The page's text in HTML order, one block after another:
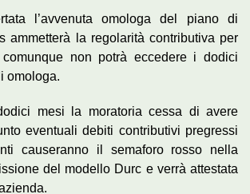
l’avvenuta omologa del piano di
ammetterà la regolarità contributiva per
non potrà eccedere i dodici
omologa.
mesi la moratoria cessa di avere
eventuali debiti contributivi pregressi
causeranno il semaforo rosso nella
del modello Durc e verrà attestata